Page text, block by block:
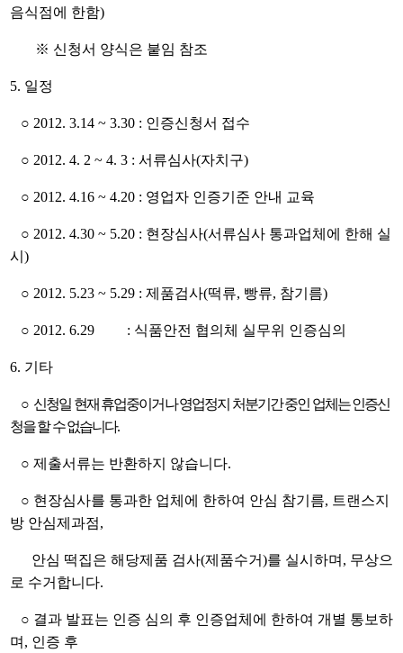
음식점에 한함)
※ 신청서 양식은 붙임 참조
5. 일정
○ 2012. 3.14 ~ 3.30 : 인증신청서 접수
○ 2012. 4. 2 ~ 4. 3 : 서류심사(자치구)
○ 2012. 4.16 ~ 4.20 : 영업자 인증기준 안내 교육
○ 2012. 4.30 ~ 5.20 : 현장심사(서류심사 통과업체에 한해 실
시)
○ 2012. 5.23 ~ 5.29 : 제품검사(떡류, 빵류, 참기름)
○ 2012. 6.29 : 식품안전 협의체 실무위 인증심의
6. 기타
○ 신청일 현재 휴업중이거나 영업정지 처분기간 중인 업체는 인증신
청을 할 수 없습니다.
○ 제출서류는 반환하지 않습니다.
○ 현장심사를 통과한 업체에 한하여 안심 참기름, 트랜스지
방 안심제과점,
안심 떡집은 해당제품 검사(제품수거)를 실시하며, 무상으
로 수거합니다.
○ 결과 발표는 인증 심의 후 인증업체에 한하여 개별 통보하
며, 인증 후